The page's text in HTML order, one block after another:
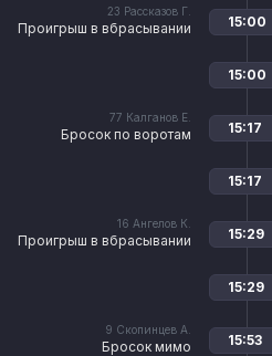
23 Рассказов Г.
Проигрыш в вбрасывании 15:00
15:00
77 Калганов Е.
Бросок по воротам 15:17
15:17
16 Ангелов К.
Проигрыш в вбрасывании 15:29
15:29
9 Скопинцев А.
Бросок мимо 15:53